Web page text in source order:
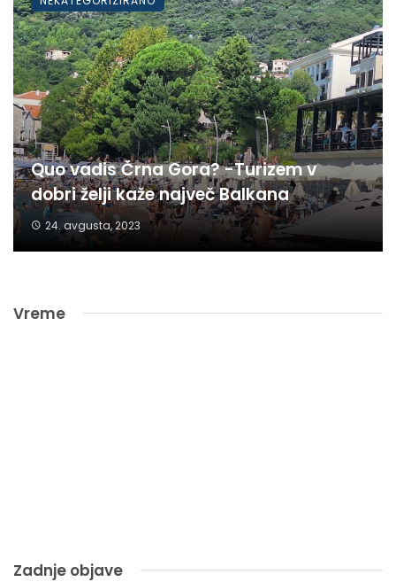
Quo vadis Črna Gora? -Turizem v
dobri želji kaže največ Balkana
24. avgusta, 2023
Vreme
Zadnje objave